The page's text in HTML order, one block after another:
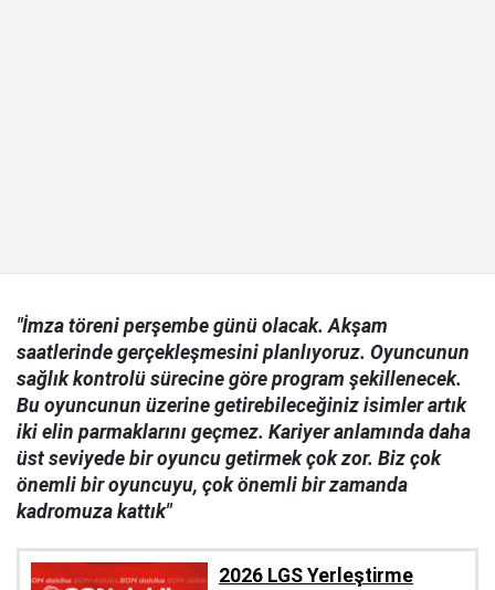
"İmza töreni perşembe günü olacak. Akşam
saatlerinde gerçekleşmesini planlıyoruz. Oyuncunun
sağlık kontrolü sürecine göre program şekillenecek.
Bu oyuncunun üzerine getirebileceğiniz isimler artık
iki elin parmaklarını geçmez. Kariyer anlamında daha
üst seviyede bir oyuncu getirmek çok zor. Biz çok
önemli bir oyuncuyu, çok önemli bir zamanda
kadromuza kattık"
2026 LGS Yerleştirme